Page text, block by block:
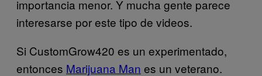
importancia menor. Y mucha gente parece
interesarse por este tipo de videos.
Si CustomGrow420 es un experimentado,
entonces Marijuana Man es un veterano.